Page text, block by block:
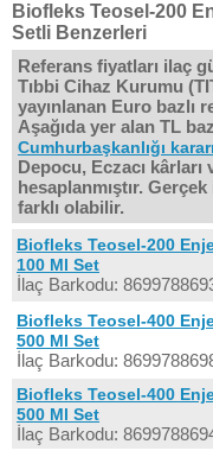
Biofleks Teosel-200
Setli Benzerleri
Referans fiyatları ilaç
Tıbbi Cihaz Kurumu
yayınlanan Euro bazlı
Aşağıda yer alan TL
Cumhurbaşkanlığı
Depocu, Eczacı
hesaplanmıştır.
farklı olabilir.
Biofleks Teosel-200
100 Ml Set
İlaç Barkodu:
Biofleks Teosel-400
500 Ml Set
İlaç Barkodu:
Biofleks Teosel-400
500 Ml Set
İlaç Barkodu: